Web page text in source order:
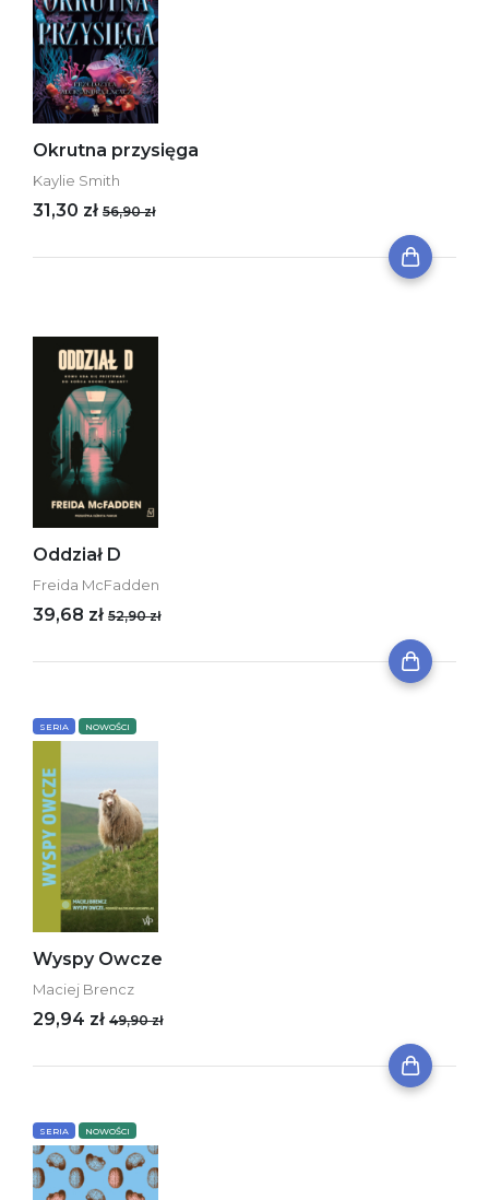
Okrutna przysięga
Kaylie Smith
31,30 zł 56,90 zł
Oddział D
Freida McFadden
39,68 zł 52,90 zł
SERIA NOWOŚCI
Wyspy Owcze
Maciej Brencz
29,94 zł 49,90 zł
SERIA NOWOŚCI